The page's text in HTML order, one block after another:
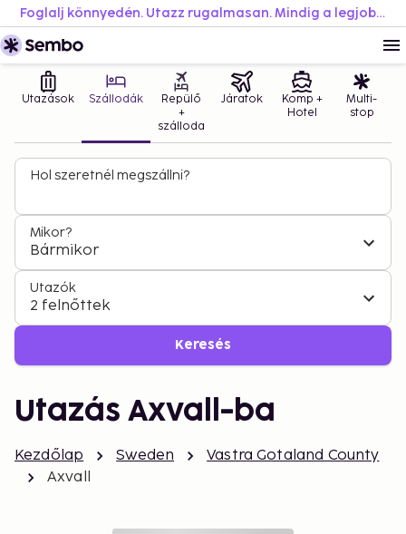
Foglalj könnyedén. Utazz rugalmasan. Mindig a legjobb áron.
Utazások Szállodák
Repülő
+
szálloda
Járatok
Komp +
Hotel
Multi-
stop
Hol szeretnél megszállni?
Mikor?
Bármikor
Utazók
2 felnőttek
Keresés
Utazás Axvall-ba
Kezdőlap Sweden
Vastra Gotaland County
Axvall